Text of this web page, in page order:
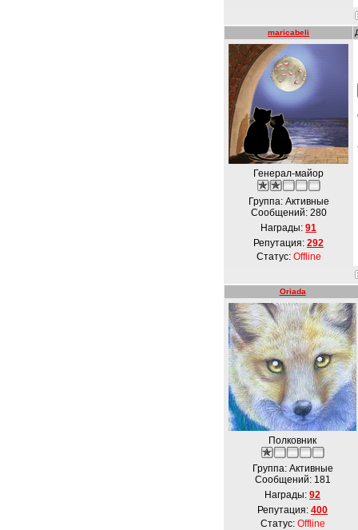
maricabeli
Генерал-майор
Группа: Активные
Сообщений: 280
Награды: 91
Репутация: 292
Статус: Offline
Oriada
Полковник
Группа: Активные
Сообщений: 181
Награды: 92
Репутация: 400
Статус: Offline